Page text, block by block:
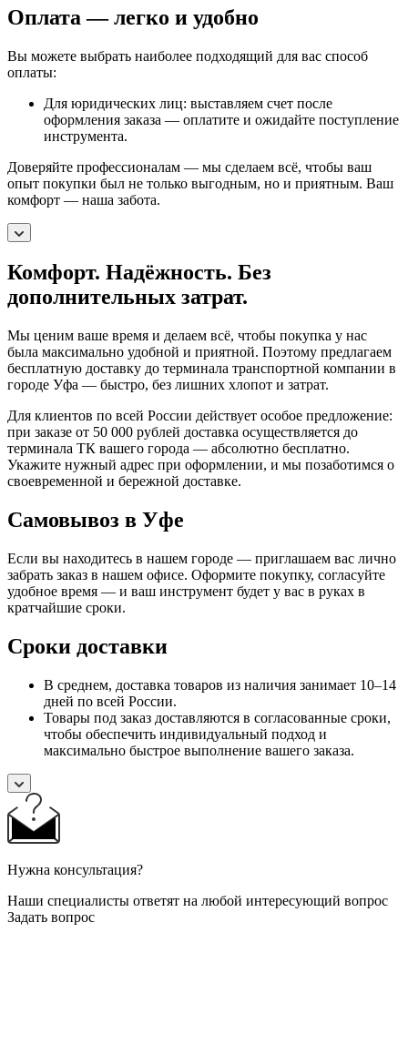
Оплата — легко и удобно
Вы можете выбрать наиболее подходящий для вас способ
оплаты:
Для юридических лиц: выставляем счет после
оформления заказа — оплатите и ожидайте поступление
инструмента.
Доверяйте профессионалам — мы сделаем всё, чтобы ваш
опыт покупки был не только выгодным, но и приятным. Ваш
комфорт — наша забота.
Комфорт. Надёжность. Без
дополнительных затрат.
Мы ценим ваше время и делаем всё, чтобы покупка у нас
была максимально удобной и приятной. Поэтому предлагаем
бесплатную доставку до терминала транспортной компании в
городе Уфа — быстро, без лишних хлопот и затрат.
Для клиентов по всей России действует особое предложение:
при заказе от 50 000 рублей доставка осуществляется до
терминала ТК вашего города — абсолютно бесплатно.
Укажите нужный адрес при оформлении, и мы позаботимся о
своевременной и бережной доставке.
Самовывоз в Уфе
Если вы находитесь в нашем городе — приглашаем вас лично
забрать заказ в нашем офисе. Оформите покупку, согласуйте
удобное время — и ваш инструмент будет у вас в руках в
кратчайшие сроки.
Сроки доставки
В среднем, доставка товаров из наличия занимает 10–14
дней по всей России.
Товары под заказ доставляются в согласованные сроки,
чтобы обеспечить индивидуальный подход и
максимально быстрое выполнение вашего заказа.
Нужна консультация?
Наши специалисты ответят на любой интересующий вопрос
Задать вопрос